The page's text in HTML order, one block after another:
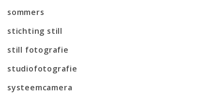
sommers
stichting still
still fotografie
studiofotografie
systeemcamera